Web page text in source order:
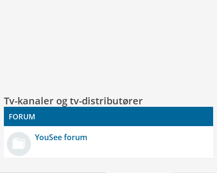
Tv-kanaler og tv-distributører
FORUM
YouSee forum